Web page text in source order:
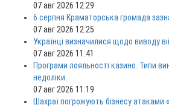
07 авг 2026 12:29
6 серпня Краматорська громада
07 авг 2026 12:25
Українці визначилися щодо виводу
07 авг 2026 11:41
Програми лояльності казино. Типи
недоліки
07 авг 2026 11:19
Шахраї погрожують бізнесу атаками